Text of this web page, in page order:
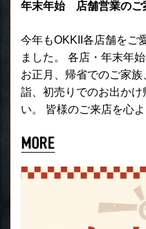
年末年始 店舗営業のご
今年もOKKII各店舗をご
ました。 各店・年末年
お正月、帰省でのご家
詣、初売りでのお出か
い。 皆様のご来店を心